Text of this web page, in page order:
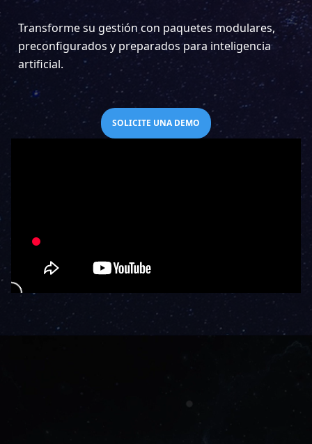
Transforme su gestión con paquetes modulares,
preconfigurados y preparados para inteligencia
artificial.
SOLICITE UNA DEMO